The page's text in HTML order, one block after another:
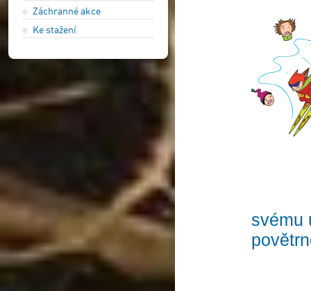
Záchranné akce
Ke stažení
svému